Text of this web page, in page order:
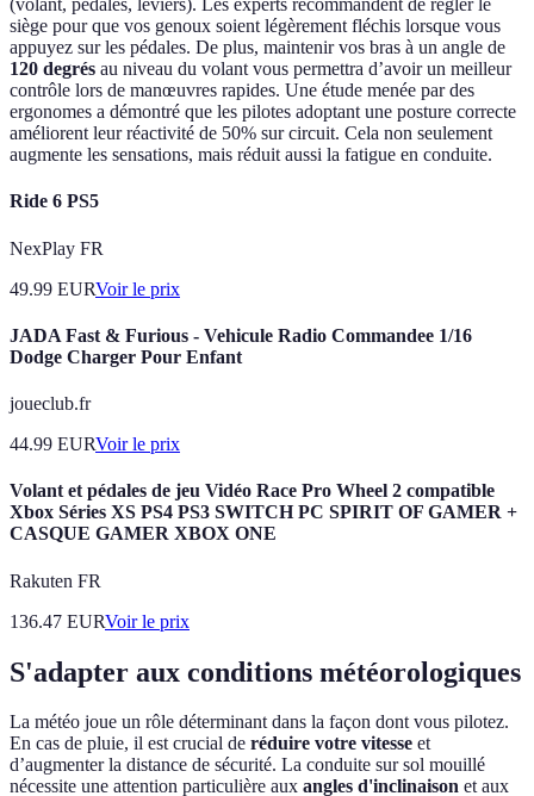
(volant, pédales, leviers). Les experts recommandent de régler le
siège pour que vos genoux soient légèrement fléchis lorsque vous
appuyez sur les pédales. De plus, maintenir vos bras à un angle de
120 degrés au niveau du volant vous permettra d’avoir un meilleur
contrôle lors de manœuvres rapides. Une étude menée par des
ergonomes a démontré que les pilotes adoptant une posture correcte
améliorent leur réactivité de 50% sur circuit. Cela non seulement
augmente les sensations, mais réduit aussi la fatigue en conduite.
Ride 6 PS5
NexPlay FR
49.99 EURVoir le prix
JADA Fast & Furious - Vehicule Radio Commandee 1/16
Dodge Charger Pour Enfant
joueclub.fr
44.99 EURVoir le prix
Volant et pédales de jeu Vidéo Race Pro Wheel 2 compatible
Xbox Séries XS PS4 PS3 SWITCH PC SPIRIT OF GAMER +
CASQUE GAMER XBOX ONE
Rakuten FR
136.47 EURVoir le prix
S'adapter aux conditions météorologiques
La météo joue un rôle déterminant dans la façon dont vous pilotez.
En cas de pluie, il est crucial de réduire votre vitesse et
d’augmenter la distance de sécurité. La conduite sur sol mouillé
nécessite une attention particulière aux angles d'inclinaison et aux